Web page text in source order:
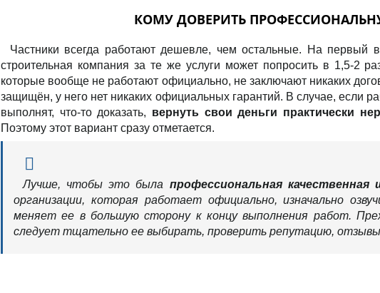
КОМУ ДОВЕРИТЬ
Частники всегда работают дешевле, чем остальные. На первый
строительная компания за те же услуги может попросить в 1,5-2
которые вообще не работают официально, не заключают никаких
защищён, у него нет никаких официальных гарантий. В случае, если
выполнят, что-то доказать, вернуть свои деньги практически
Поэтому этот вариант сразу отметается.
Лучше, чтобы это была профессиональная
организации, которая работает официально, изначально
меняет ее в большую сторону к концу выполнения работ.
следует тщательно ее выбирать, проверить репутацию,